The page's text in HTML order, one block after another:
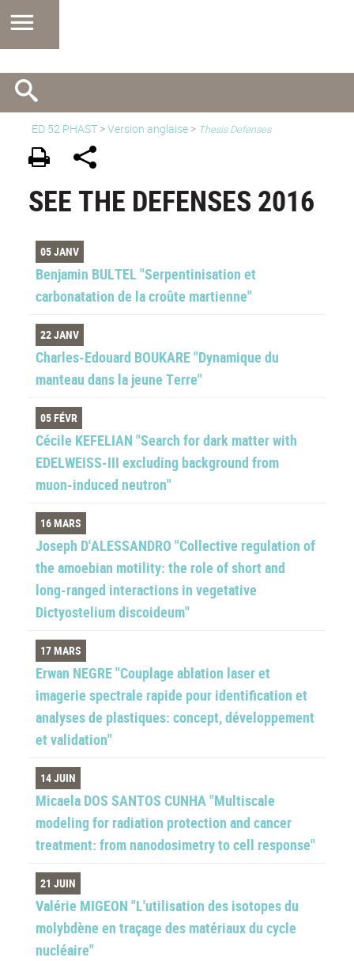
ED 52 PHAST >Version anglaise > Thesis Defenses
SEE THE DEFENSES 2016
05 JANV
Benjamin BULTEL "Serpentinisation et
carbonatation de la croûte martienne"
22 JANV
Charles-Edouard BOUKARE "Dynamique du
manteau dans la jeune Terre"
05 FÉVR
Cécile KEFELIAN "Search for dark matter with
EDELWEISS-III excluding background from
muon-induced neutron"
16 MARS
Joseph D'ALESSANDRO "Collective regulation of
the amoebian motility: the role of short and
long-ranged interactions in vegetative
Dictyostelium discoideum"
17 MARS
Erwan NEGRE "Couplage ablation laser et
imagerie spectrale rapide pour identification et
analyses de plastiques: concept, développement
et validation"
14 JUIN
Micaela DOS SANTOS CUNHA "Multiscale
modeling for radiation protection and cancer
treatment: from nanodosimetry to cell response"
21 JUIN
Valérie MIGEON "L'utilisation des isotopes du
molybdène en traçage des matériaux du cycle
nucléaire"